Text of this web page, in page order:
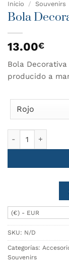
Inicio / Souvenirs
Bola
13.00€
Bola
producido a
(€) - EUR
SKU: N/D
Categorías:
Souvenirs